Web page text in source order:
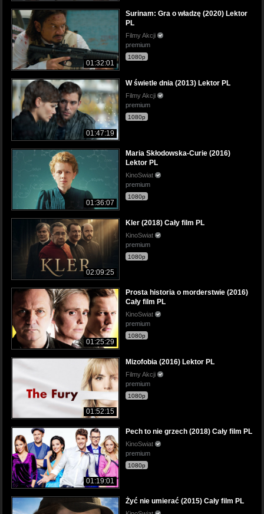
01:32:01
Surinam: Gra o władzę (2020) Lektor
PL
Filmy Akcji
premium
1080p
01:47:19
W świetle dnia (2013) Lektor PL
Filmy Akcji
premium
1080p
01:36:07
Maria Skłodowska-Curie (2016)
Lektor PL
KinoSwiat
premium
1080p
02:09:25
Kler (2018) Cały film PL
KinoSwiat
premium
1080p
01:25:29
Prosta historia o morderstwie (2016)
Cały film PL
KinoSwiat
premium
1080p
01:52:15
Mizofobia (2016) Lektor PL
Filmy Akcji
premium
1080p
01:19:01
Pech to nie grzech (2018) Cały film PL
KinoSwiat
premium
1080p
Żyć nie umierać (2015) Cały film PL